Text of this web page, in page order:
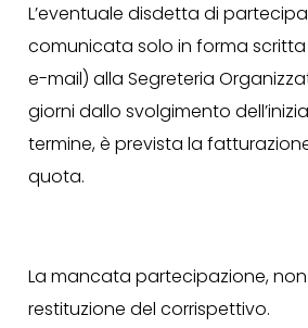
L’eventuale disdetta di
comunicata solo in forma
e-mail) alla Segreteria
giorni dallo svolgimento
termine, è prevista la
quota.
La mancata partecipazione,
restituzione del corrispettivo.